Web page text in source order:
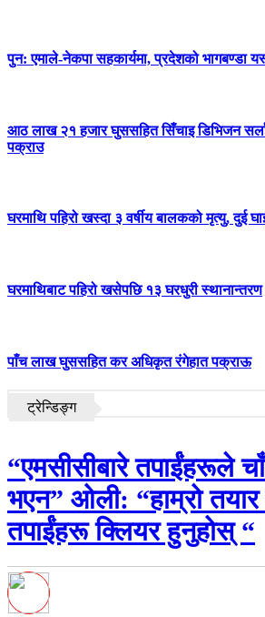
पुन: एमाले-नेकपा सहकार्यमा, प्रदेशको भागबण्डा
आठ लाख २१ हजार घुससहित सिँचाइ डिभिजन
पक्राउ
घरमाथि पहिरो खस्दा ३ वर्षीय बालकको मृत्यु, दुई
घरमाथिबाट पहिरो खसेपछि १३ घरधुरी स्थानान्तरण
पाँच लाख घुससहित कर अधिकृत रंगेहात पक्राऊ
ट्रेन्डिङ्ग
“एमसीसीबारे तपाईंहरूले
भएन” ओली: “हाम्रो तयार
तपाईंहरू क्लियर हुनुहोस् “